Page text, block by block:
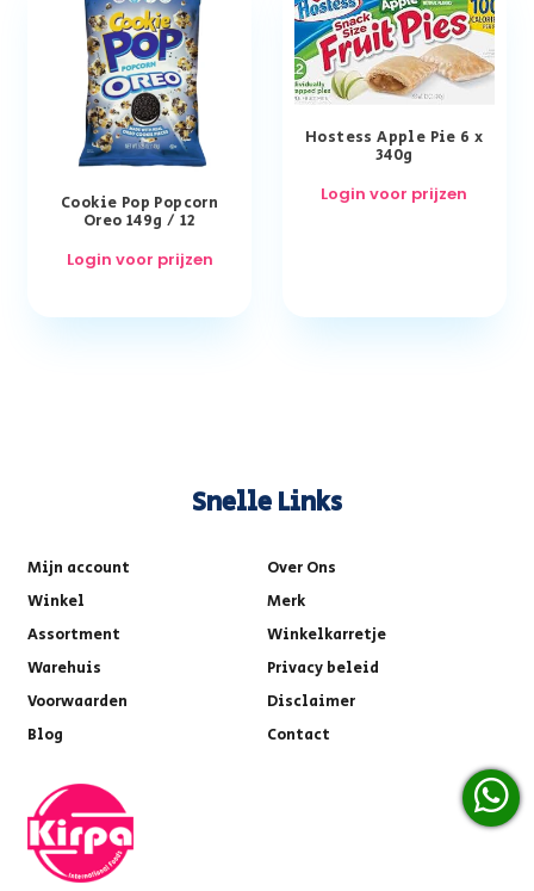
Cookie Pop Popcorn
Oreo 149g / 12
Login voor prijzen
Hostess Apple Pie 6 x
340g
Login voor prijzen
Snelle Links
Mijn account
Over Ons
Winkel
Merk
Assortment
Winkelkarretje
Warehuis
Privacy beleid
Voorwaarden
Disclaimer
Blog
Contact